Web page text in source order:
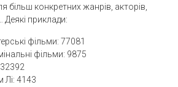
більш конкретних жанрів, акторів,
Деякі приклади:
фільми: 77081
фільми: 9875
4143